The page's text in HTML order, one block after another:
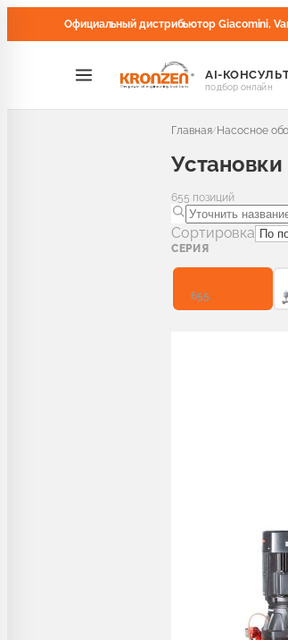
Официальный дистрибьютор Giacomini,
AI-
подбор онлайн
Главная/Насосное
655 позиций
Сортировка
СЕРИЯ
655